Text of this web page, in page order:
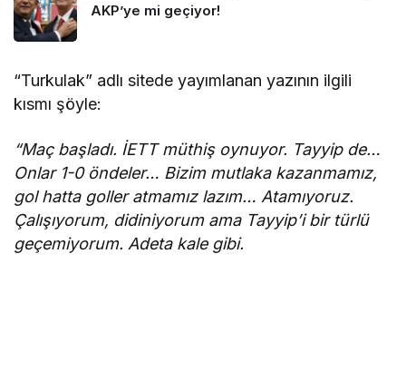
AKP’ye mi geçiyor!
“Turkulak” adlı sitede yayımlanan yazının ilgili
kısmı şöyle:
“Maç başladı. İETT müthiş oynuyor. Tayyip de…
Onlar 1-0 öndeler… Bizim mutlaka kazanmamız,
gol hatta goller atmamız lazım… Atamıyoruz.
Çalışıyorum, didiniyorum ama Tayyip’i bir türlü
geçemiyorum. Adeta kale gibi.